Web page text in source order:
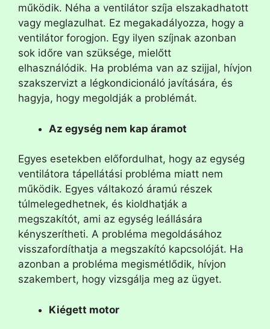
működik. Néha a ventilátor szíja elszakadhatott
vagy meglazulhat. Ez megakadályozza, hogy a
ventilátor forogjon. Egy ilyen szíjnak azonban
sok időre van szüksége, mielőtt
elhasználódik. Ha probléma van az szijjal, hívjon
szakszervizt a légkondicionáló javítására, és
hagyja, hogy megoldják a problémát.
Az egység nem kap áramot
Egyes esetekben előfordulhat, hogy az egység
ventilátora tápellátási probléma miatt nem
működik. Egyes váltakozó áramú részek
túlmelegedhetnek, és kioldhatják a
megszakítót, ami az egység leállására
kényszerítheti. A probléma megoldásához
visszafordíthatja a megszakító kapcsolóját. Ha
azonban a probléma megismétlődik, hívjon
szakembert, hogy vizsgálja meg az ügyet.
Kiégett motor